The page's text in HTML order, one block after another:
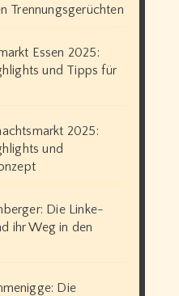
Trennungsgerüchten
Essen 2025:
und Tipps für
2025:
und
Die Linke-
ihr Weg in den
Die